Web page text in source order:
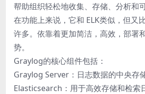
帮助组织轻松地收集、存储、分析和
在功能上来说，它和 ELK类似，但又
许多。依靠着更加简洁，高效，部署
势。
Graylog的核心组件包括：
Graylog Server：日志数据的中央存
Elasticsearch：用于高效存储和检索